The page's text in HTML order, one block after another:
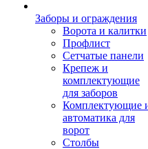
Заборы и ограждения
Ворота и калитки
Профлист
Сетчатые панели
Крепеж и
комплектующие
для заборов
Комплектующие
автоматика для
ворот
Столбы